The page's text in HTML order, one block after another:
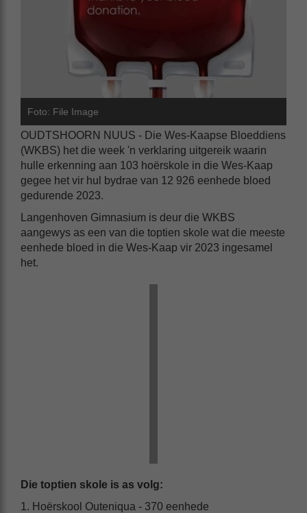
Foto: File Image
OUDTSHOORN NUUS - Die Wes-Kaapse Bloeddiens
(WKBS) het die week 'n verklaring uitgereik waarin
hulle erkenning aan 103 hoërskole in die Wes-Kaap
gegee het vir hul bydrae van 12 926 eenhede bloed
gedurende 2023.
Langenhoven Gimnasium is deur die WKBS
aangewys as een van die toptien skole wat die meeste
eenhede bloed in die Wes-Kaap vir 2023 ingesamel
het.
Die toptien skole is as volg:
1. Hoërskool Outeniqua - 370 eenhede